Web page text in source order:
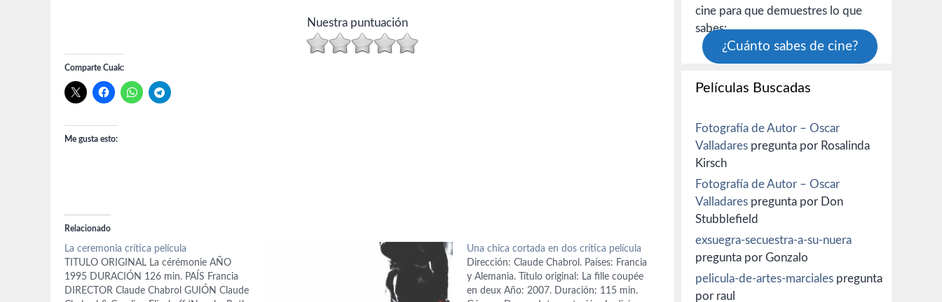
Nuestra puntuación
Comparte Cuak:
Me gusta esto:
Relacionado
La ceremonia crítica película
TITULO ORIGINAL La cérémonie AÑO
1995 DURACIÓN 126 min. PAÍS Francia
DIRECTOR Claude Chabrol GUIÓN Claude
Una chica cortada en dos crítica película
Dirección: Claude Chabrol. Países: Francia
y Alemania. Título original: La fille coupée
en deux Año: 2007. Duración: 115 min.
cine para que demuestres lo que
sabes:
¿Cuánto sabes de cine?
Películas Buscadas
Fotografía de Autor – Oscar
Valladares pregunta por Rosalinda
Kirsch
Fotografía de Autor – Oscar
Valladares pregunta por Don
Stubblefield
exsuegra-secuestra-a-su-nuera
pregunta por Gonzalo
pelicula-de-artes-marciales pregunta
por raul